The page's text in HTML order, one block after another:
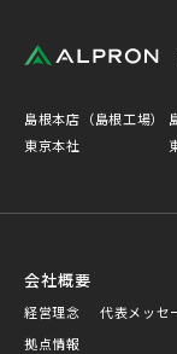
島根本店（島根工場）
東京本社
会社概要
経営理念 代表メッセ
拠点情報